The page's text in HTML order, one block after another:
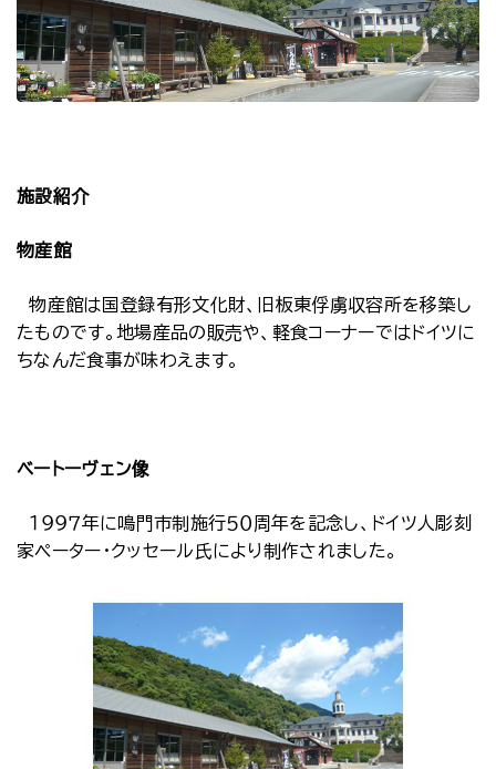
施設紹介
物産館
物産館は国登録有形文化財、旧板東俘虜収容所を移築し
たものです。地場産品の販売や、軽食コーナーではドイツに
ちなんだ食事が味わえます。
ベートーヴェン像
１９９７年に鳴門市制施行５０周年を記念し、ドイツ人彫刻
家ペーター・クッセール氏により制作されました。